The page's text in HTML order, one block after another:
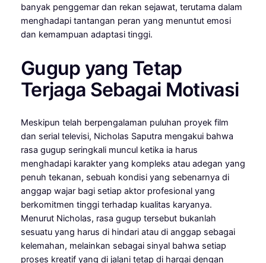
banyak penggemar dan rekan sejawat, terutama dalam
menghadapi tantangan peran yang menuntut emosi
dan kemampuan adaptasi tinggi.
Gugup yang Tetap
Terjaga Sebagai Motivasi
Meskipun telah berpengalaman puluhan proyek film
dan serial televisi, Nicholas Saputra mengakui bahwa
rasa gugup seringkali muncul ketika ia harus
menghadapi karakter yang kompleks atau adegan yang
penuh tekanan, sebuah kondisi yang sebenarnya di
anggap wajar bagi setiap aktor profesional yang
berkomitmen tinggi terhadap kualitas karyanya.
Menurut Nicholas, rasa gugup tersebut bukanlah
sesuatu yang harus di hindari atau di anggap sebagai
kelemahan, melainkan sebagai sinyal bahwa setiap
proses kreatif yang di jalani tetap di hargai dengan